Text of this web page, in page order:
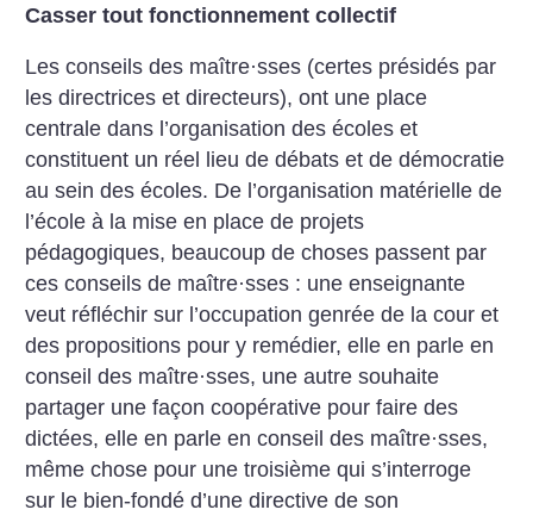
Casser tout fonctionnement collectif
Les conseils des maître·sses (certes présidés par
les directrices et directeurs), ont une place
centrale dans l’organisation des écoles et
constituent un réel lieu de débats et de démocratie
au sein des écoles. De l’organisation matérielle de
l’école à la mise en place de projets
pédagogiques, beaucoup de choses passent par
ces conseils de maître·sses : une enseignante
veut réfléchir sur l’occupation genrée de la cour et
des propositions pour y remédier, elle en parle en
conseil des maître·sses, une autre souhaite
partager une façon coopérative pour faire des
dictées, elle en parle en conseil des maître·sses,
même chose pour une troisième qui s’interroge
sur le bien-fondé d’une directive de son